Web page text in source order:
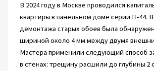
В 2024 году в Москве проводился
квартиры в панельном доме серии П-44.
демонтажа старых обоев была
шириной около 4 мм между двумя
Мастера применили следующий способ
в стенах: трещину расшили до глубины 2